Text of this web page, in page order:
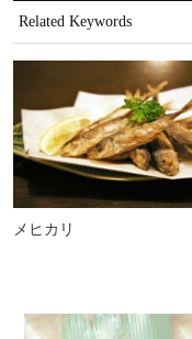
Related Keywords
メヒカリ